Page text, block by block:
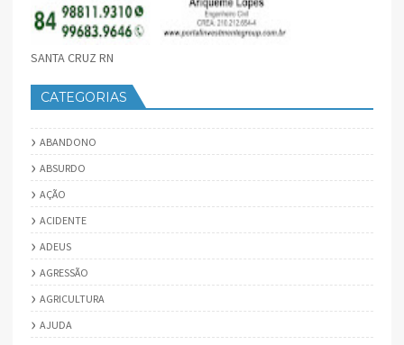
SANTA CRUZ RN
CATEGORIAS
ABANDONO
ABSURDO
AÇÃO
ACIDENTE
ADEUS
AGRESSÃO
AGRICULTURA
AJUDA